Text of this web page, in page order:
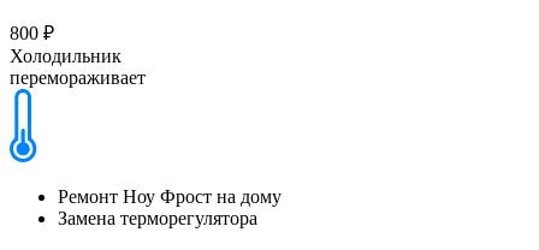
800 ₽
Холодильник
перемораживает
Ремонт Ноу Фрост на дому
Замена терморегулятора